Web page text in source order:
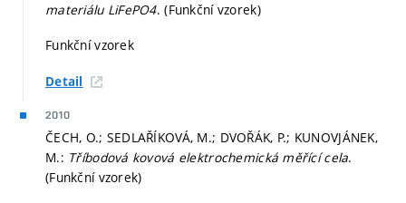
materiálu LiFePO4. (Funkční vzorek)
Funkční vzorek
Detail
2010
ČECH, O.; SEDLAŘÍKOVÁ, M.; DVOŘÁK, P.; KUNOVJÁNEK,
M.: Tříbodová kovová elektrochemická měřící cela.
(Funkční vzorek)